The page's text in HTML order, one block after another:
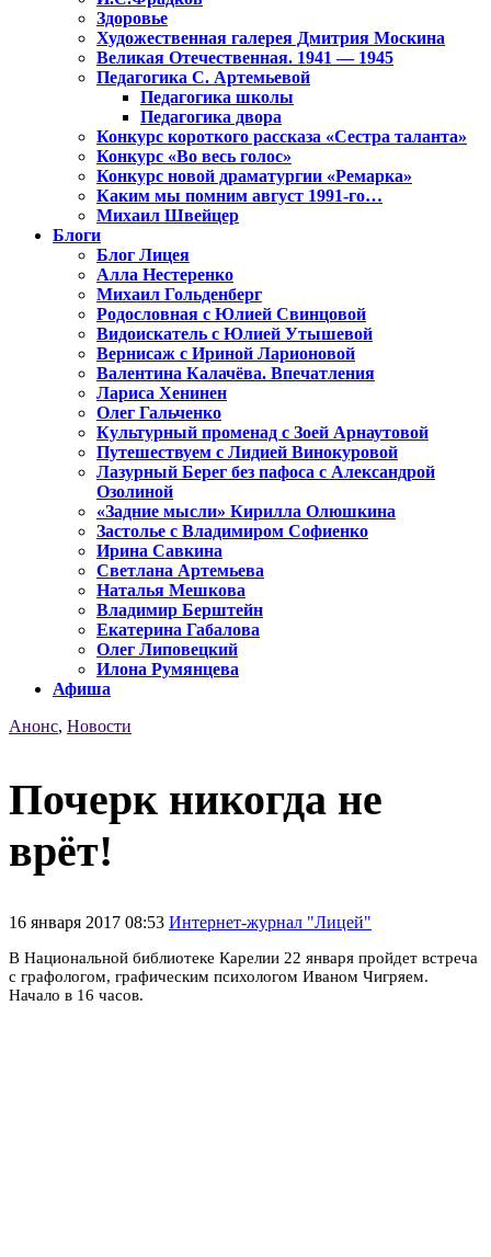
Здоровье
Художественная галерея Дмитрия Москина
Великая Отечественная. 1941 — 1945
Педагогика С. Артемьевой
Педагогика школы
Педагогика двора
Конкурс короткого рассказа «Сестра таланта»
Конкурс «Во весь голос»
Конкурс новой драматургии «Ремарка»
Каким мы помним август 1991-го…
Михаил Швейцер
Блоги
Блог Лицея
Алла Нестеренко
Михаил Гольденберг
Родословная с Юлией Свинцовой
Видоискатель с Юлией Утышевой
Вернисаж с Ириной Ларионовой
Валентина Калачёва. Впечатления
Лариса Хенинен
Олег Гальченко
Культурный променад с Зоей Арнаутовой
Путешествуем с Лидией Винокуровой
Лазурный Берег без пафоса с Александрой
Озолиной
«Задние мысли» Кирилла Олюшкина
Застолье с Владимиром Софиенко
Ирина Савкина
Светлана Артемьева
Наталья Мешкова
Владимир Берштейн
Екатерина Габалова
Олег Липовецкий
Илона Румянцева
Афиша
Анонс, Новости
Почерк никогда не
врёт!
16 января 2017 08:53 Интернет-журнал "Лицей"
В Национальной библиотеке Карелии 22 января пройдет встреча
с графологом, графическим психологом Иваном Чигряем.
Начало в 16 часов.